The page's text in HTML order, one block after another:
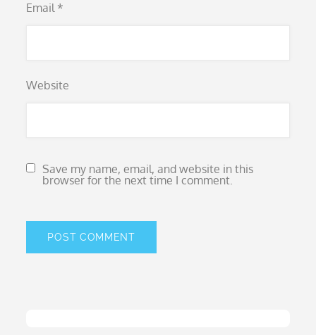
Email *
Website
Save my name, email, and website in this
browser for the next time I comment.